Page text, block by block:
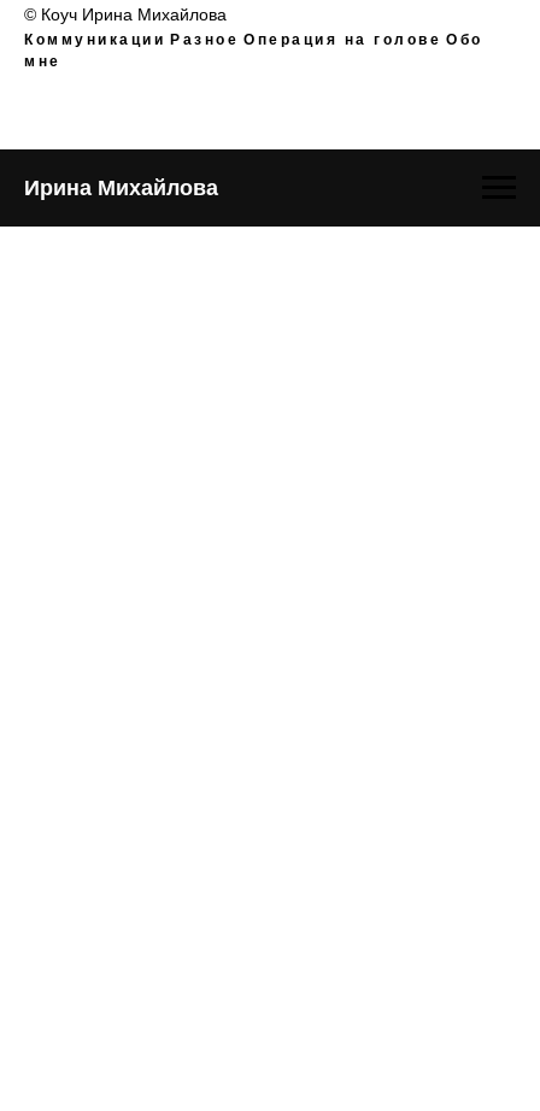
© Коуч Ирина Михайлова
Коммуникации Разное Операция на голове Обо
мне
Ирина Михайлова